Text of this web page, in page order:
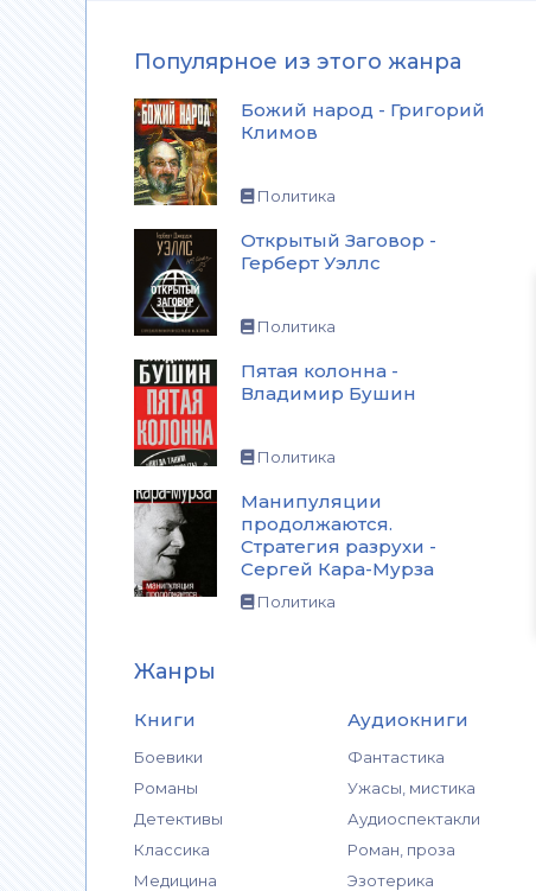
Популярное из этого жанра
Божий народ - Григорий
Климов
Политика
Открытый Заговор -
Герберт Уэллс
Политика
Пятая колонна -
Владимир Бушин
Политика
Манипуляции
продолжаются.
Стратегия разрухи -
Сергей Кара-Мурза
Политика
Жанры
Книги
Боевики
Романы
Детективы
Классика
Медицина
Аудиокниги
Фантастика
Ужасы, мистика
Аудиоспектакли
Роман, проза
Эзотерика